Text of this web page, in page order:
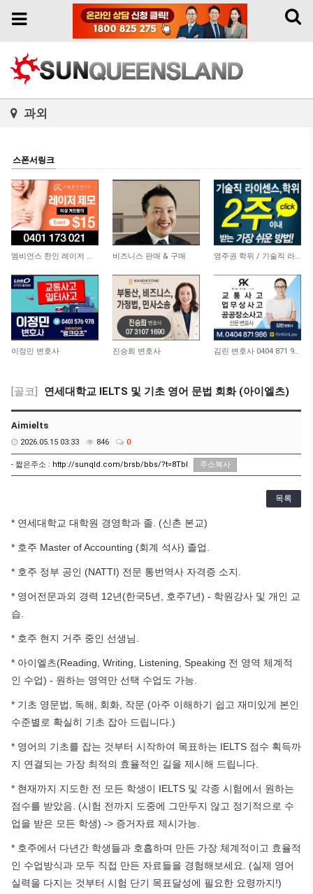
Toggle
Toggle
과외
스폰서링크
3,774 엠비언스 한인 레이저 클리닉 5,860
비즈니스 판매 & 구매 20,758 영주권 학위 / 기술직 라이센스 최소2주안에 받기! (요리, 페인팅, 용접, 차일드케어 등…
10,971
이정민 변호사 10,723
진승희 변호사 12,931 김린 변호사 0404 871 986
[골코] 연세대학교 IELTS 및 기초 영어 문법 회화 (아이엘츠)
Aimielts
2026.05.15 03:33 846 0
- 짧은주소 : http://sunqld.com/brsb/bbs/?t=8TbI 주소복사
목록
* 연세대학교 대학원 경영학과 졸. (신촌 본교)
* 호주 Master of Accounting (회계 석사) 졸업.
* 호주 정부 공인 (NATTI) 전문 통번역사 자격증 소지.
* 영어전문과외 경력 12년(한국5년, 호주7년) - 학원강사 및 개인 교
습.
* 호주 현지 거주 중인 선생님.
* 아이엘츠(Reading, Writing, Listening, Speaking 전 영역 체계적
인 수업) - 원하는 영역만 선택 수업도 가능.
* 기초 영문법, 독해, 회화, 작문 (아주 이해하기 쉽고 재미있게 본인
수준별로 확실히 기초 잡아 드립니다.)
* 영어의 기초를 잡는 것부터 시작하여 목표하는 IELTS 점수 획득까
지 연결되는 가장 최적의 효율적인 길을 제시해 드립니다.
* 현재까지 지도한 전 모든 학생이 IELTS 및 각종 시험에서 원하는
점수를 받았음. (시험 전까지 도중에 그만두지 않고 정기적으로 수
업을 받은 모든 학생) -> 증거자료 제시가능.
* 호주에서 다년간 학생들과 호흡하며 만든 가장 체계적이고 효율적
인 수업방식과 모두 직접 만든 자료들을 경험해보세요. (실제 영어
실력을 다지는 것부터 시험 단기 목표달성에 필요한 요령까지!)